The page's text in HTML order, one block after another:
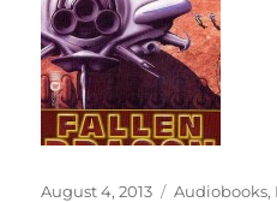
Posted
August 4, 2013 Categories
Audiobooks,